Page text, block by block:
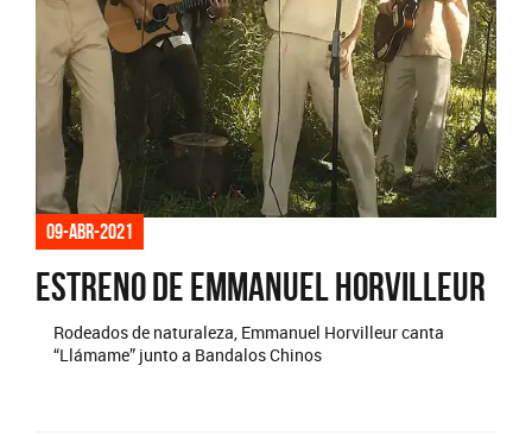
09-abr-2021
Estreno de Emmanuel Horvilleur
Rodeados de naturaleza, Emmanuel Horvilleur canta
“Llámame” junto a Bandalos Chinos